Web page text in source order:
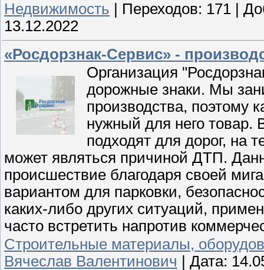
Недвижимость
Переходов: 171
13.12.2022
«Росдорзнак-Сервис» -
Организация
дорожные знаки. Мы
производства, поэтому
нужный для него товар.
подходят для дорог, на
может являться причиной ДТП.
происшествие благодаря своей
вариантом для парковки,
каких-либо других ситуаций,
часто встретить напротив
Строительные материалы,
Вячеслав Валентинович
Дата: